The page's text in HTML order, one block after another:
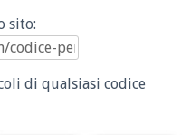
sito:
di qualsiasi codice